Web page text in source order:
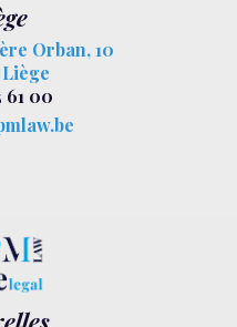
Orban, 10
61 00